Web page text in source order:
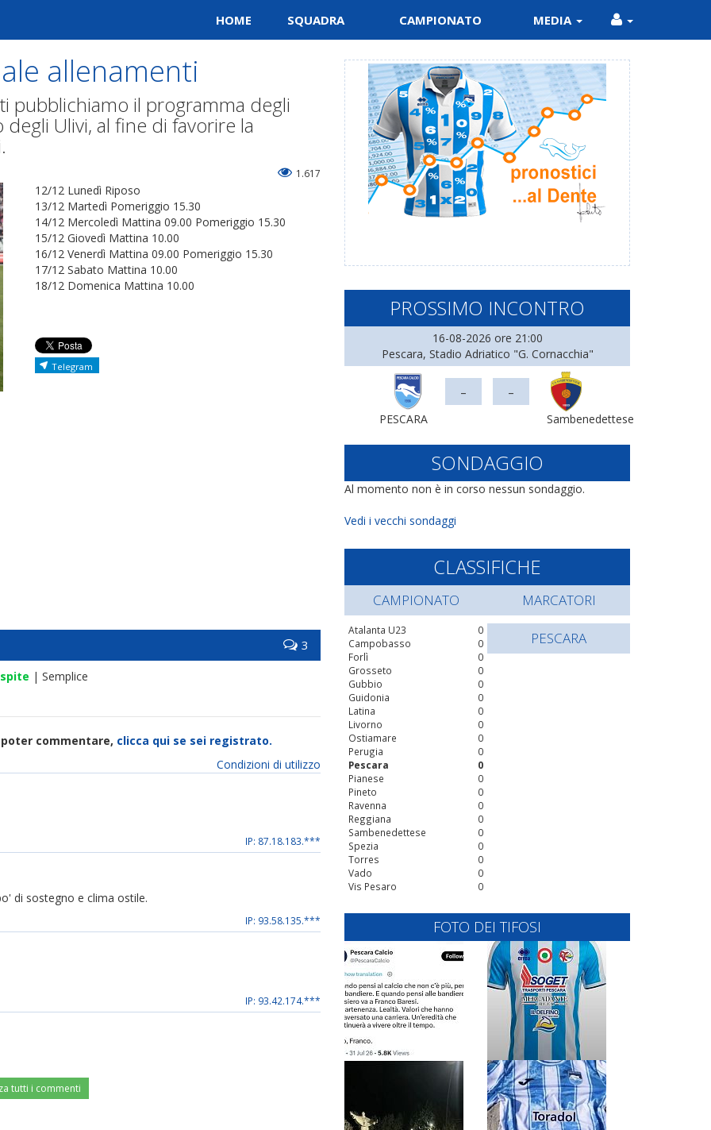
HOME SQUADRA CAMPIONATO MEDIA
allenamenti
pubblichiamo il programma degli
Ulivi, al fine di favorire la
1.617
12/12 Lunedì Riposo
13/12 Martedì Pomeriggio 15.30
14/12 Mercoledì Mattina 09.00 Pomeriggio 15.30
15/12 Giovedì Mattina 10.00
16/12 Venerdì Mattina 09.00 Pomeriggio 15.30
17/12 Sabato Mattina 10.00
18/12 Domenica Mattina 10.00
Telegram
3
| Semplice
commentare, clicca qui se sei registrato.
Condizioni di utilizzo
IP: 87.18.183.***
di sostegno e clima ostile.
IP: 93.58.135.***
IP: 93.42.174.***
tutti i commenti
PROSSIMO INCONTRO
16-08-2026 ore 21:00
Pescara, Stadio Adriatico "G. Cornacchia"
PESCARA
- -
Sambenedettese
SONDAGGIO
Al momento non è in corso nessun sondaggio.
Vedi i vecchi sondaggi
CLASSIFICHE
CAMPIONATO
0
Atalanta U23
0
Campobasso
0
Forlì
0
Grosseto
0
Gubbio
0
Guidonia
0
Latina
0
Livorno
0
Ostiamare
0
Perugia
0
Pescara
0
Pianese
0
Pineto
0
Ravenna
0
Reggiana
0
Sambenedettese
0
Spezia
0
Torres
0
Vado
0
Vis Pesaro
MARCATORI
PESCARA
FOTO DEI TIFOSI